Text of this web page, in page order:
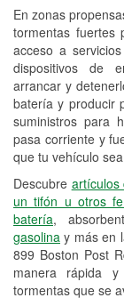
En zonas
tormentas fuertes
acceso a
dispositivos de
arrancar y
batería y producir
suministros para
pasa corriente y
que tu vehículo
Descubre artículos
un tifón u otros
batería,
gasolina y más en
899 Boston Post
manera rápida
tormentas que se